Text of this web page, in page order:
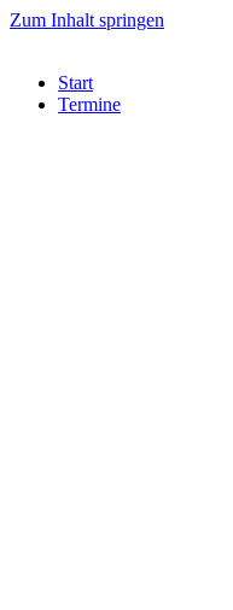
Zum Inhalt springen
Start
Termine